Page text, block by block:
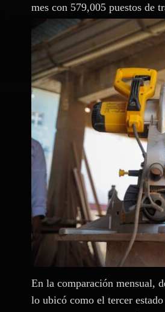
mes con 579,005 puestos de
En la comparación mensual,
lo ubicó como el tercer